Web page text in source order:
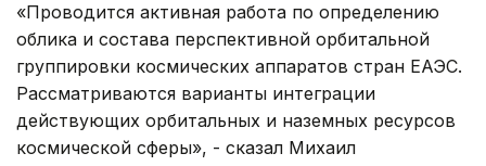
«Проводится активная работа по определению
облика и состава перспективной орбитальной
группировки космических аппаратов стран ЕАЭС.
Рассматриваются варианты интеграции
действующих орбитальных и наземных ресурсов
космической сферы», - сказал Михаил